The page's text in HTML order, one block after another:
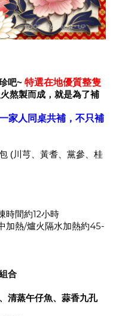
吧~ 特選在地優質整隻
熬製而成，就是為了補
家人同桌共補，不只補
(川芎、黃耆、黨參、桂
時間約12小時
加熱/爐火隔水加熱約45-
合
清蒸午仔魚、蒜香九孔